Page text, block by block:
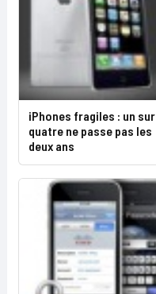
iPhones fragiles : un sur
quatre ne passe pas les
deux ans